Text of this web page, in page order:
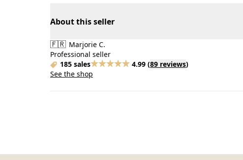
About this seller
🇫🇷 Marjorie C.
Professional seller
185 sales
4.99 (89 reviews)
See the shop